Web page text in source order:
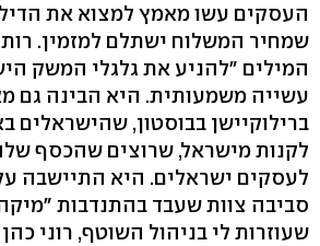
העסקים עשו מאמץ למצוא את הדיל
שמחיר המשלוח ישתלם למזמין.
המילים "להניע את גלגלי המשק
עשייה משמעותית. היא הבינה גם
ברילוקיישן בבוסטון,
לקנות מישראל, שרוצים שהכסף
לעסקים ישראלים. היא התיישבה
סביבה צוות שעבד בהתנדבות "מיקה
שעוזרות לי בניהול השוטף, רוני כהן